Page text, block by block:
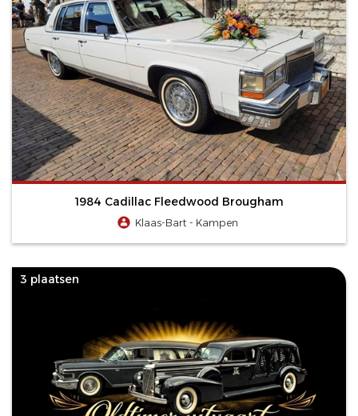
1984 Cadillac Fleedwood Brougham
Klaas-Bart - Kampen
3 plaatsen